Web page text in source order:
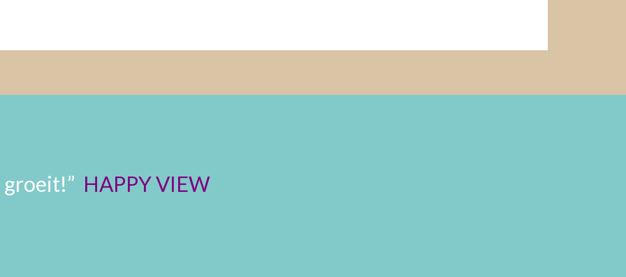
groeit!” HAPPY VIEW